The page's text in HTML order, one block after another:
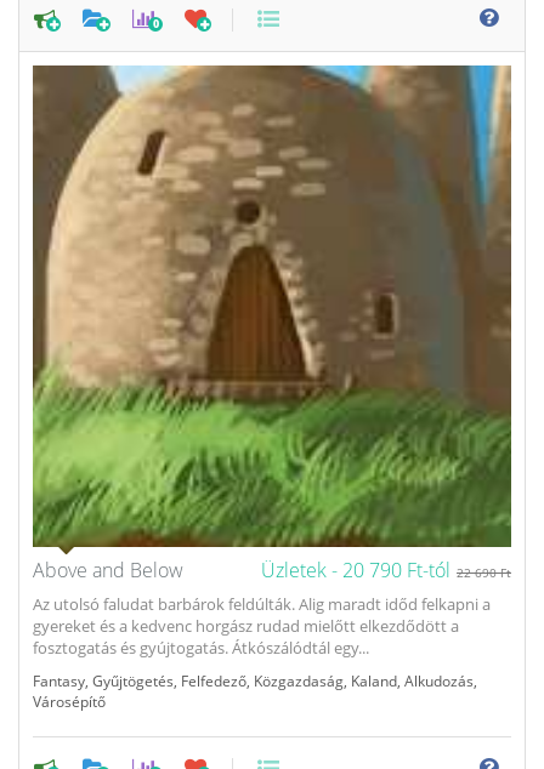
0
Üzletek - 20 790 Ft-tól 22 690 Ft
Above and Below
Az utolsó faludat barbárok feldúlták. Alig maradt időd felkapni a
gyereket és a kedvenc horgász rudad mielőtt elkezdődött a
fosztogatás és gyújtogatás. Átkószálódtál egy...
Fantasy Gyűjtögetés Felfedező Közgazdaság Kaland Alkudozás
Városépítő